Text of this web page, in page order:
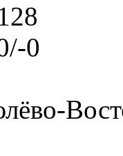
0